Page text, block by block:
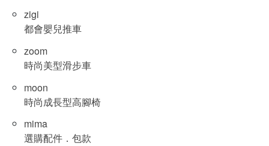
zigi
都會嬰兒推車
zoom
時尚美型滑步車
moon
時尚成長型高腳椅
mima
選購配件．包款